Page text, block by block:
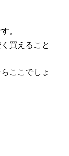
。
買えること
ここでしょ